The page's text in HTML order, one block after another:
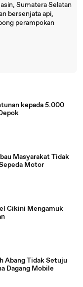
Sumatera Selatan
bersenjata api,
perampokan
kepada 5.000
Masyarakat Tidak
Motor
Cikini Mengamuk
Abang Tidak Setuju
Dagang Mobile